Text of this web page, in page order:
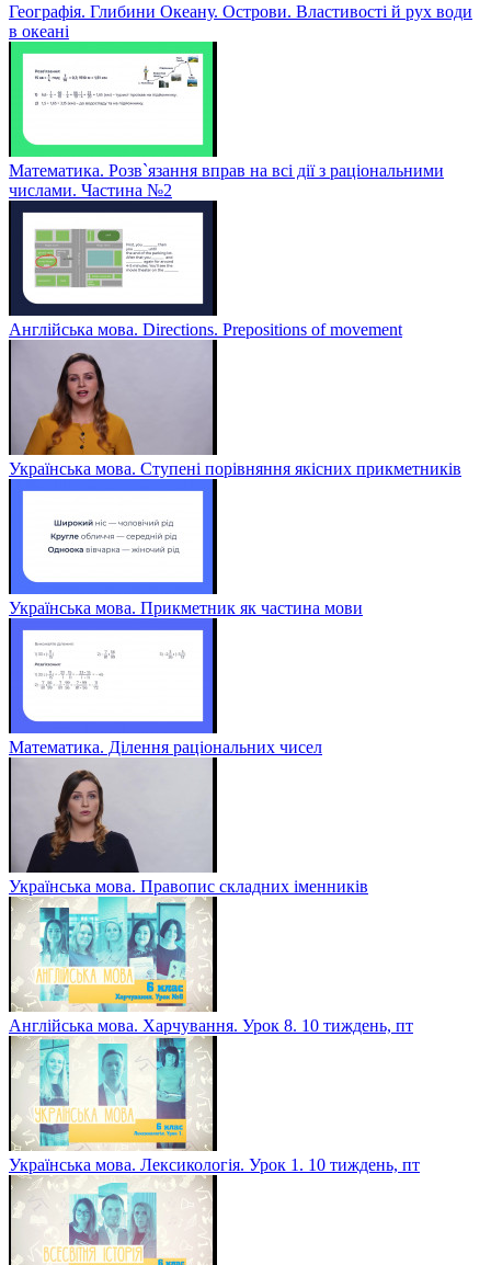
Географія. Глибини Океану. Острови. Властивості й рух води
в океані
Математика. Розв`язання вправ на всі дії з раціональними
числами. Частина №2
Англійська мова. Directions. Prepositions of movement
Українська мова. Ступені порівняння якісних прикметників
Українська мова. Прикметник як частина мови
Математика. Ділення раціональних чисел
Українська мова. Правопис складних іменників
Англійська мова. Харчування. Урок 8. 10 тиждень, пт
Українська мова. Лексикологія. Урок 1. 10 тиждень, пт